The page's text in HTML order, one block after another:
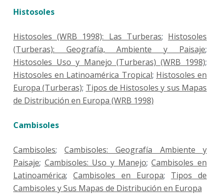
Histosoles
Histosoles (WRB 1998): Las Turberas; Histosoles
(Turberas): Geografía, Ambiente y Paisaje;
Histosoles Uso y Manejo (Turberas) (WRB 1998);
Histosoles en Latinoamérica Tropical; Histosoles en
Europa (Turberas); Tipos de Histosoles y sus Mapas
de Distribución en Europa (WRB 1998)
Cambisoles
Cambisoles;Cambisoles: Geografía Ambiente y
Paisaje; Cambisoles: Uso y Manejo;Cambisoles en
Latinoamérica; Cambisoles en Europa; Tipos de
Cambisoles y Sus Mapas de Distribución en Europa